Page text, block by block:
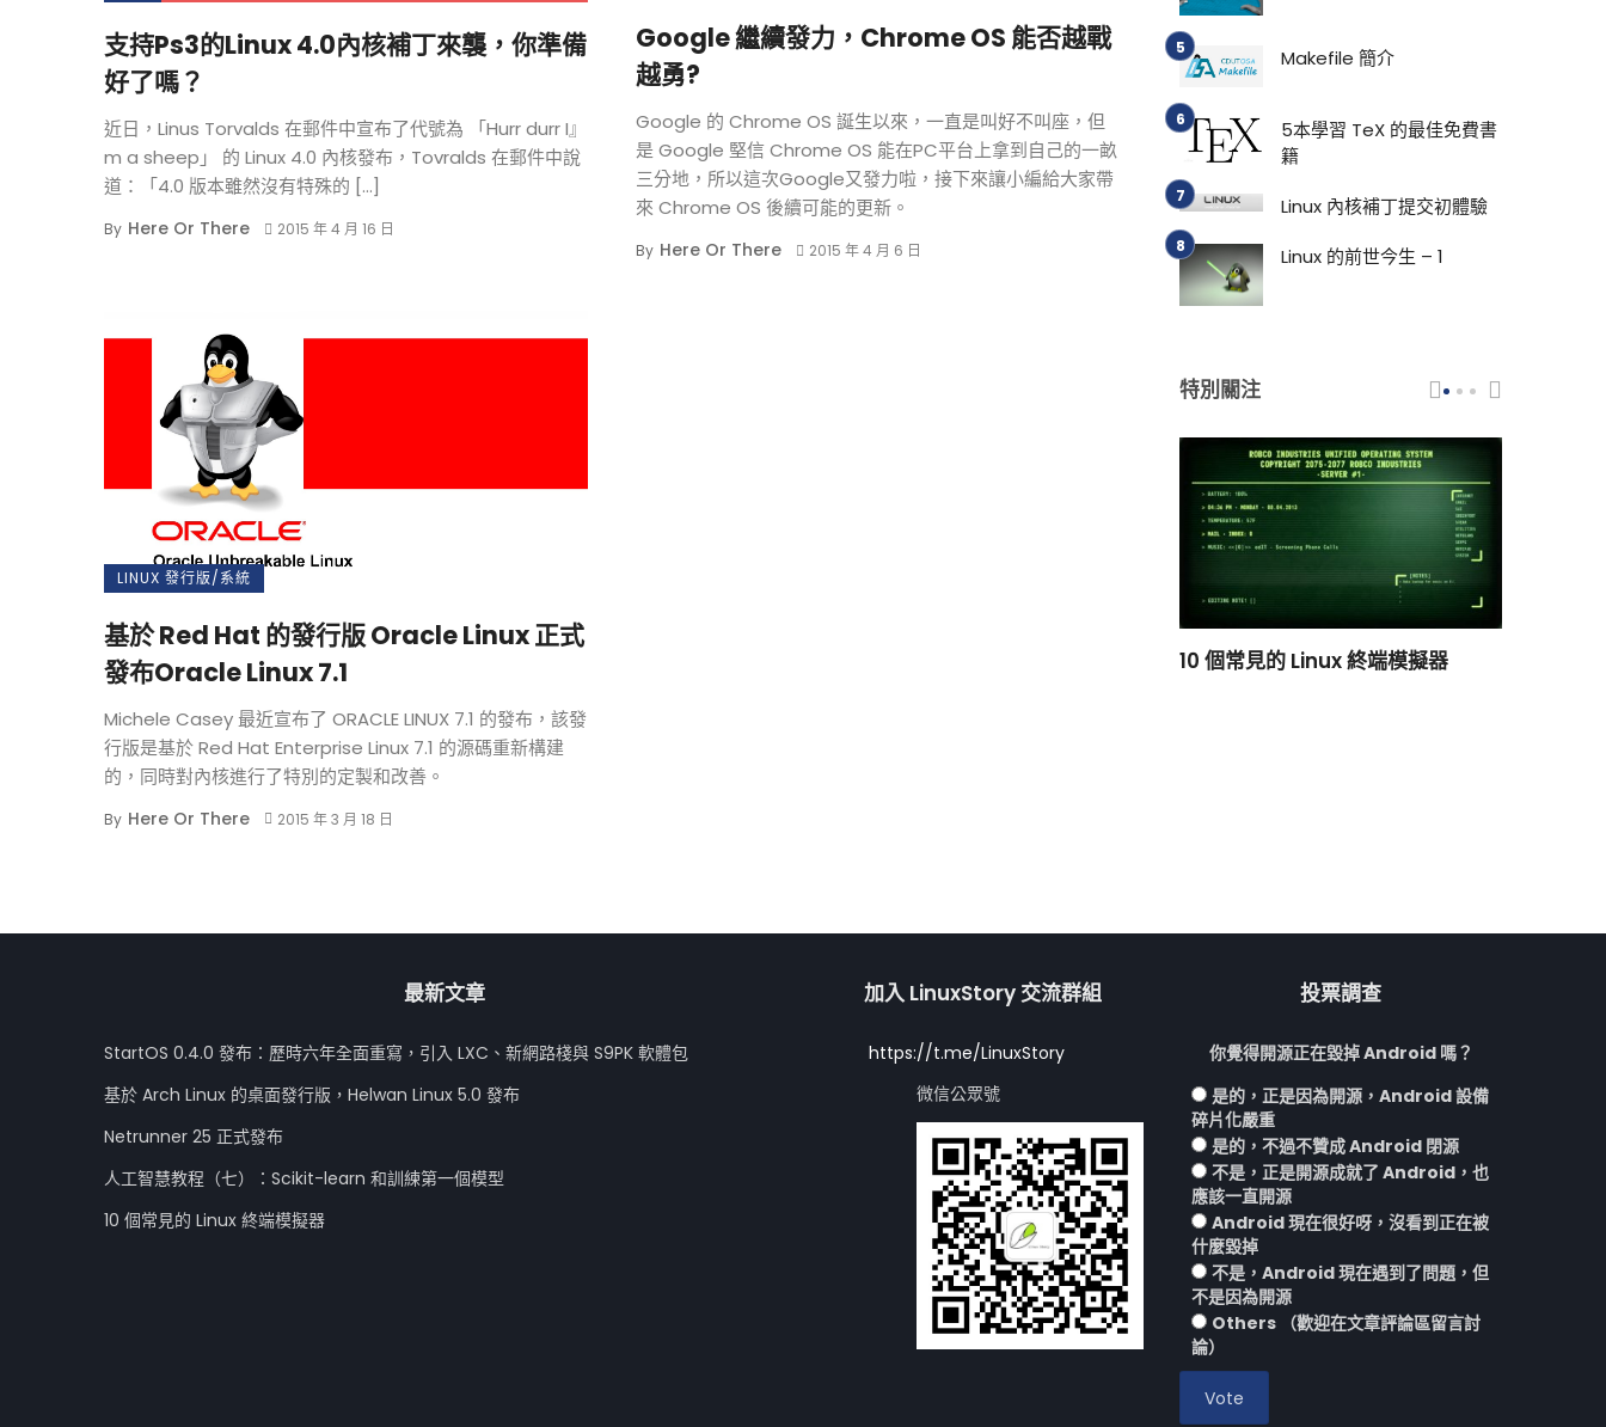
支持Ps3的Linux 4.0內核補丁來襲，你準備
好了嗎？
近日，Linus Torvalds 在郵件中宣布了代號為 「Hurr durr I』
m a sheep」 的 Linux 4.0 內核發布，Tovralds 在郵件中說
道：「4.0 版本雖然沒有特殊的 […]
By Here Or There 2015 年 4 月 16 日
Google 繼續發力，Chrome OS 能否越戰
越勇?
Google 的 Chrome OS 誕生以來，一直是叫好不叫座，但
是 Google 堅信 Chrome OS 能在PC平台上拿到自己的一畝
三分地，所以這次Google又發力啦，接下來讓小編給大家帶
來 Chrome OS 後續可能的更新。
By Here Or There 2015 年 4 月 6 日
LINUX 發行版/系統
基於 Red Hat 的發行版 Oracle Linux 正式
發布Oracle Linux 7.1
Michele Casey 最近宣布了 ORACLE LINUX 7.1 的發布，該發
行版是基於 Red Hat Enterprise Linux 7.1 的源碼重新構建
的，同時對內核進行了特別的定製和改善。
By Here Or There 2015 年 3 月 18 日
Makefile 簡介
5本學習 TeX 的最佳免費書
籍
Linux 內核補丁提交初體驗
Linux 的前世今生 – 1
特別關注
10 個常見的 Linux 終端模擬器
最新文章
StartOS 0.4.0 發布：歷時六年全面重寫，引入 LXC、新網路棧與 S9PK 軟體包
基於 Arch Linux 的桌面發行版，Helwan Linux 5.0 發布
Netrunner 25 正式發布
人工智慧教程（七）：Scikit-learn 和訓練第一個模型
10 個常見的 Linux 終端模擬器
加入 LinuxStory 交流群組
https://t.me/LinuxStory
微信公眾號
投票調查
你覺得開源正在毀掉 Android 嗎？
是的，正是因為開源，Android 設備
碎片化嚴重
是的，不過不贊成 Android 閉源
不是，正是開源成就了 Android，也
應該一直開源
Android 現在很好呀，沒看到正在被
什麼毀掉
不是，Android 現在遇到了問題，但
不是因為開源
Others （歡迎在文章評論區留言討
論）